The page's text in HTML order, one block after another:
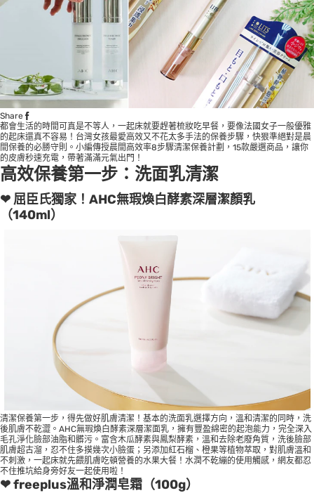
Share
都會生活的時間可真是不等人，一起床就要趕著梳妝吃早餐，要像法國女子一般優雅
的起床還真不容易！台灣女孩最愛高效又不花太多手法的保養步驟，快狠準絕對是晨
間保養的必勝守則。小編傳授晨間高效率8步驟清潔保養計劃，15款嚴選商品，讓你
的皮膚秒速充電，帶著滿滿元氣出門！
高效保養第一步：洗面乳清潔
❤ 屈臣氏獨家！AHC無瑕煥白酵素深層潔顏乳
（140ml）
清潔保養第一步，得先做好肌膚清潔！基本的洗面乳選擇方向，溫和清潔的同時，洗
後肌膚不乾澀。AHC無瑕煥白酵素深層潔面乳，擁有豐盈綿密的起泡能力，完全深入
毛孔淨化臉部油脂和髒污。富含木瓜酵素與鳳梨酵素，溫和去除老廢角質，洗後臉部
肌膚超古溜，忍不住多摸幾次小臉蛋；另添加紅石榴、橙果等植物萃取，對肌膚溫和
不刺激，一起床就先餵肌膚吃頓營養的水果大餐！水潤不乾繃的使用觸感，網友都忍
不住推坑給身旁好友一起使用啦！
❤ freeplus溫和淨潤皂霜（100g）